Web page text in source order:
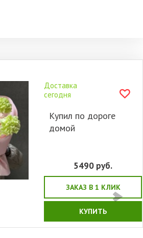
Доставка
сегодня
Купил по дороге
домой
5490 руб.
ЗАКАЗ В 1 КЛИК
КУПИТЬ